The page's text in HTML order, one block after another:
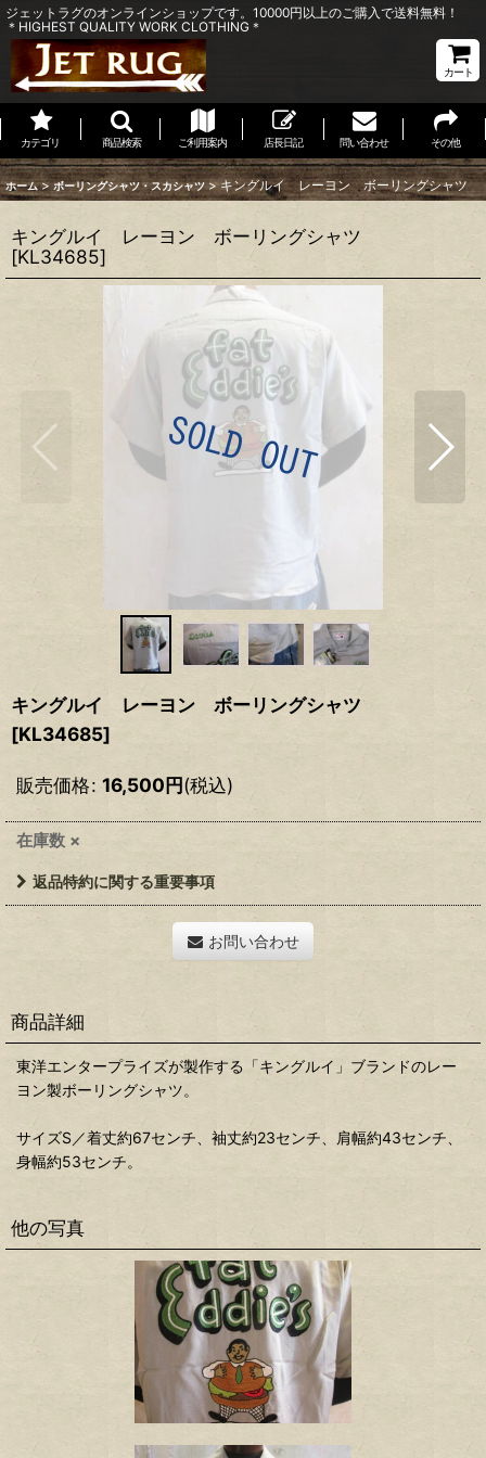
ジェットラグのオンラインショップです。10000円以上のご購入で送料無料！
＊HIGHEST QUALITY WORK CLOTHING＊
カート
カテゴリ 商品検索 ご利用案内 店長日記 問い合わせ その他
ホーム > ボーリングシャツ・スカシャツ > キングルイ レーヨン ボーリングシャツ
キングルイ レーヨン ボーリングシャツ
[KL34685]
キングルイ レーヨン ボーリングシャツ
[KL34685]
販売価格: 16,500円(税込)
在庫数 ×
返品特約に関する重要事項
お問い合わせ
商品詳細
東洋エンタープライズが製作する「キングルイ」ブランドのレー
ヨン製ボーリングシャツ。
サイズS／着丈約67センチ、袖丈約23センチ、肩幅約43センチ、
身幅約53センチ。
他の写真